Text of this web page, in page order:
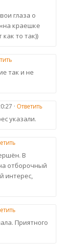
глаза о
краешке
то так))
так и не
· Ответить
указали.
В
отборочный
интерес,
Приятного